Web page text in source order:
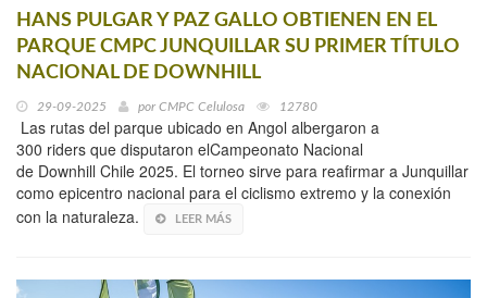
HANS PULGAR Y PAZ GALLO OBTIENEN EN EL
PARQUE CMPC JUNQUILLAR SU PRIMER TÍTULO
NACIONAL DE DOWNHILL
29-09-2025 por CMPC Celulosa 12780
Las rutas del parque ubicado en Angol albergaron a
300 riders que disputaron elCampeonato Nacional
de Downhill Chile 2025. El torneo sirve para reafirmar a Junquillar
como epicentro nacional para el ciclismo extremo y la conexión
con la naturaleza.
LEER MÁS